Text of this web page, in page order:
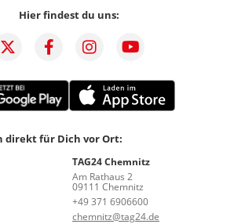
Hier findest du uns:
direkt für Dich vor Ort:
TAG24 Chemnitz
Am Rathaus 2
09111 Chemnitz
+49 371 6906600
chemnitz@tag24.de